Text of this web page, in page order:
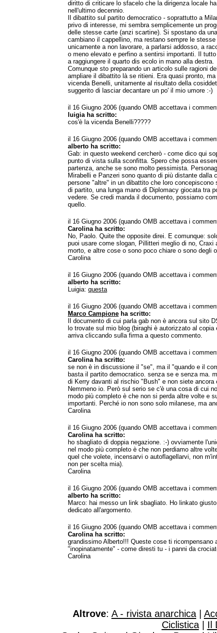
diritto di criticare lo sfacelo che la dirigenza locale
nell'ultimo decennio.
Il dibattito sul partito democratico - soprattutto a
privo di interesse, mi sembra semplicemente un
delle stesse carte (anzi scartine). Si spostano da
cambiano il cappellino, ma restano sempre le
unicamente a non lavorare, a parlarsi addosso, a
o meno elevato e perfino a sentirsi importanti. Il
a raggiungere il quarto dis ecolo in mano alla destra.
Comunque sto preparando un articolo sulle ragioni
ampliare il dibattito là se ritieni. Era quasi pronto,
vicenda Benelli, unitamente al risultato della
suggerito di lasciar decantare un po' il mio umore :-)
il 16 Giugno 2006 (quando OMB accettava i
luigia ha scritto:
cos'è la vicenda Benelli?????
il 16 Giugno 2006 (quando OMB accettava i
alberto ha scritto:
Gab: in questo weekend cercherò - come dico qui
punto di vista sulla sconfitta. Spero che possa
partenza, anche se sono molto pessimista.
Mirabelli e Panzeri sono quanto di più distante dalla
persone "altre" in un dibattito che loro concepiscono
di partito, una lunga mano di Diplomacy giocata tra
vedere. Se credi manda il documento, possiamo
quello.
il 16 Giugno 2006 (quando OMB accettava i
Carolina ha scritto:
No, Paolo. Quite the opposite direi. E comunque:
puoi usare come slogan, Pillitteri meglio di no, Craxi
morto, e altre cose o sono poco chiare o sono degli
Carolina
il 16 Giugno 2006 (quando OMB accettava i
alberto ha scritto:
Luigia: questa
il 16 Giugno 2006 (quando OMB accettava i
Marco Campione ha scritto:
Il documento di cui parla gab non è ancora sul sito
lo trovate sul mio blog (biraghi è autorizzato al
arriva cliccando sulla firma a questo commento.
il 16 Giugno 2006 (quando OMB accettava i
Carolina ha scritto:
se non è in discussione il "se", ma il "quando e il
basta il partito democratico. senza se e senza ma.
di Kerry davanti al rischio "Bush" e non siete ancora
Nemmeno io. Però sul serio se c'è una cosa di cui
modo più completo è che non si perda altre volte e
importanti. Perché io non sono solo milanese, ma
Carolina
il 16 Giugno 2006 (quando OMB accettava i
Carolina ha scritto:
ho sbagliato di doppia negazione. :-) ovviamente
nel modo più completo è che non perdiamo altre
quel che volete, incensarvi o autoflagellarvi, non
non per scelta mia).
Carolina
il 16 Giugno 2006 (quando OMB accettava i
alberto ha scritto:
Marco: hai messo un link sbagliato. Ho linkato
dedicato all'argomento.
il 16 Giugno 2006 (quando OMB accettava i
Carolina ha scritto:
grandissimo Alberto!!! Queste cose ti ricompensano
"inopinatamente" - come diresti tu - i panni da
Carolina
Altrove: A - rivista anarchica
Ciclistica| Il